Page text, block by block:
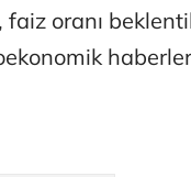
oranı
haberlere